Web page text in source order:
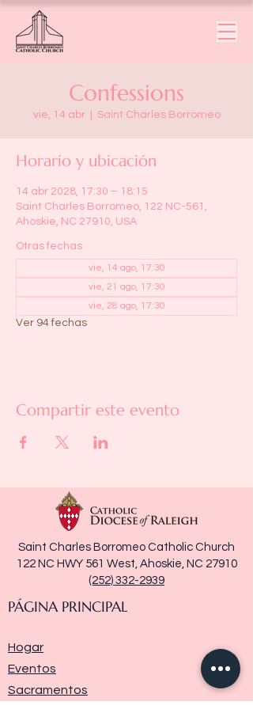
Confessions
vie, 14 abr
  |
Saint Charles Borromeo
Horario y ubicación
14 abr 2028, 17:30 – 18:15
Saint Charles Borromeo, 122 NC-561,
Ahoskie, NC 27910, USA
Otras fechas
vie, 14 ago, 17:30
vie, 21 ago, 17:30
vie, 28 ago, 17:30
Ver 94 fechas
Compartir este evento
Saint Charles Borromeo Catholic Church
122 NC HWY 561 West, Ahoskie, NC 27910
(252) 332-2939
PÁGINA PRINCIPAL
Hogar
Eventos
Sacramentos